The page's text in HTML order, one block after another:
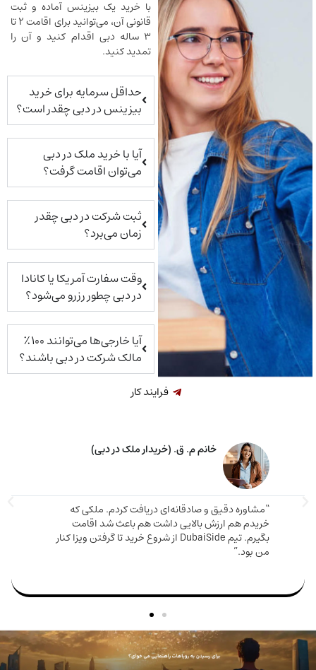
با خرید یک بیزینس آماده و ثبت
قانونی آن، می‌توانید برای اقامت ۲ تا
۳ ساله دبی اقدام کنید و آن را
تمدید کنید.
حداقل سرمایه برای خرید
بیزینس در دبی چقدر است؟
آیا با خرید ملک در دبی
می‌توان اقامت گرفت؟
ثبت شرکت در دبی چقدر
زمان می‌برد؟
وقت سفارت آمریکا یا کانادا
در دبی چطور رزرو می‌شود؟
آیا خارجی‌ها می‌توانند ۱۰۰٪
مالک شرکت در دبی باشند؟
خانم م. ق. (خریدار ملک در دبی)
دقیق و صادقانه‌ای دریافت کردم. ملکی که
هم ارزش بالایی داشت هم باعث شد اقامت
بگیرم. تیم DubaiSide از شروع خرید تا گرفتن ویزا کنار